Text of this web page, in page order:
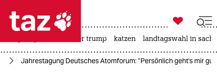
 taz zahl ich
taz zahl ich

taz zahl ich
usa unter trump katzen landtagswahl in
Jahrestagung Deutsches Atomforum: "Persönlich geht's mir